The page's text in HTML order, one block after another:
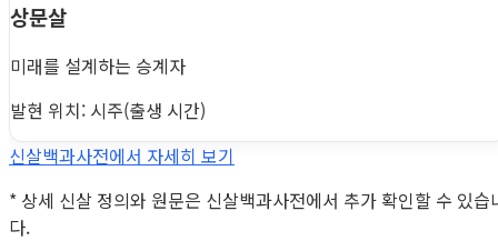
상문살
미래를 설계하는 승계자
발현 위치: 시주(출생 시간)
신살백과사전에서 자세히 보기
* 상세 신살 정의와 원문은 신살백과사전에서 추가 확인할 수 있습
다.